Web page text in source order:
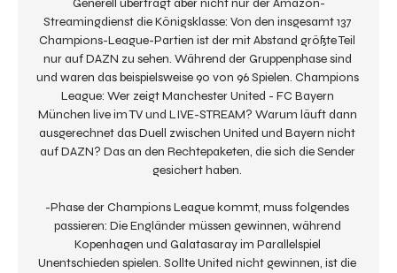
Generell überträgt aber nicht nur der Amazon-
Streamingdienst die Königsklasse: Von den insgesamt 137
Champions-League-Partien ist der mit Abstand größte Teil
nur auf DAZN zu sehen. Während der Gruppenphase sind
und waren das beispielsweise 90 von 96 Spielen. Champions
League: Wer zeigt Manchester United - FC Bayern
München live im TV und LIVE-STREAM? Warum läuft dann
ausgerechnet das Duell zwischen United und Bayern nicht
auf DAZN? Das an den Rechtepaketen, die sich die Sender
gesichert haben.
-Phase der Champions League kommt, muss folgendes
passieren: Die Engländer müssen gewinnen, während
Kopenhagen und Galatasaray im Parallelspiel
Unentschieden spielen. Sollte United nicht gewinnen, ist die